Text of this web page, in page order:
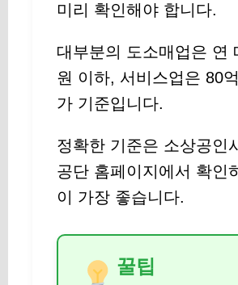
미리 확인해야 합니다.
대부분의 도소매업은 연
원 이하, 서비스업은 80
가 기준입니다.
정확한 기준은 소상공인
공단 홈페이지에서 확인
이 가장 좋습니다.
꿀팁